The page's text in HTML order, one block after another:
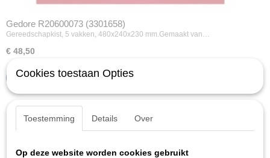
Gedore R20600073 (3301658)
Gereedschapkist, 5 vakken, 480x240x230 mm.Gemaakt van…
€ 48,50
IN WINKELWAGEN
Cookies toestaan Opties
Toestemming Details Over
Op deze website worden cookies gebruikt